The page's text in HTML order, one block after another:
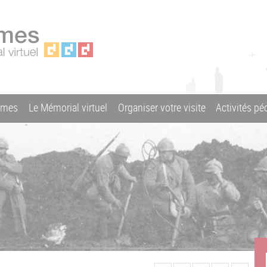
Le Mémorial virtuel Organiser votre visite Activités